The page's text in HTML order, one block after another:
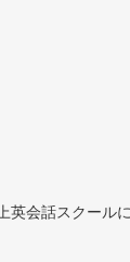
英会話スクール